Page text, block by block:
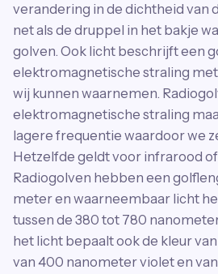
verandering in de dichtheid van
net als de druppel in het bakje
golven. Ook licht beschrijft een
elektromagnetische straling
wij kunnen waarnemen.
elektromagnetische straling
lagere frequentie waardoor we
Hetzelfde geldt voor infrarood
Radiogolven hebben een
meter en waarneembaar licht
tussen de 380 tot 780
het licht bepaalt ook de kleur
van 400 nanometer violet en